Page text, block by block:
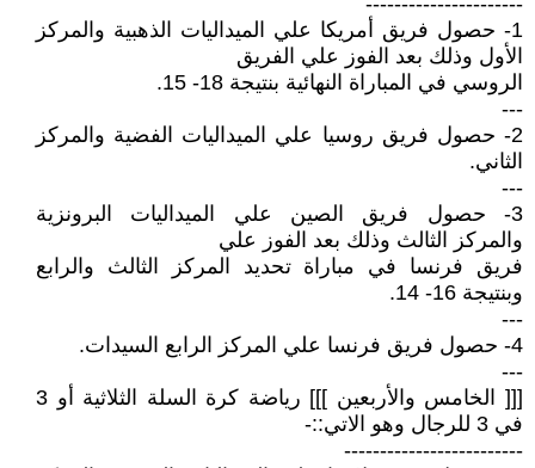
1- حصول فريق أمريكا علي الميداليات الذهبية والمركز
الأول وذلك بعد الفوز علي الفريق
الروسي في المباراة النهائية بنتيجة 18- 15.
---
2- حصول فريق روسيا علي الميداليات الفضية والمركز
الثاني.
---
3- حصول فريق الصين علي الميداليات البرونزية
والمركز الثالث وذلك بعد الفوز علي
فريق فرنسا في مباراة تحديد المركز الثالث والرابع
وبنتيجة 16- 14.
---
4- حصول فريق فرنسا علي المركز الرابع السيدات.
---
[[[ الخامس والأربعين ]]] رياضة كرة السلة الثلاثية أو 3
في 3 للرجال وهو الاتي::-
-------------------------